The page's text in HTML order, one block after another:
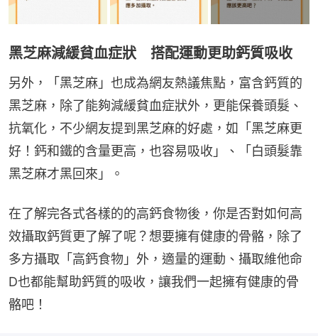
黑芝麻減緩貧血症狀 搭配運動更助鈣質吸收
另外，「黑芝麻」也成為網友熱議焦點，富含鈣質的
黑芝麻，除了能夠減緩貧血症狀外，更能保養頭髮、
抗氧化，不少網友提到黑芝麻的好處，如「黑芝麻更
好！鈣和鐵的含量更高，也容易吸收」、「白頭髮靠
黑芝麻才黑回來」。
在了解完各式各樣的的高鈣食物後，你是否對如何高
效攝取鈣質更了解了呢？想要擁有健康的骨骼，除了
多方攝取「高鈣食物」外，適量的運動、攝取維他命
D也都能幫助鈣質的吸收，讓我們一起擁有健康的骨
骼吧！